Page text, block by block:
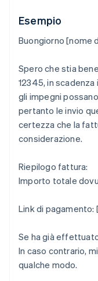
Esempio
Buongiorno [nome
Spero che stia
12345, in
gli impegni
pertanto le invio
certezza che la
considerazione.
Riepilogo fattura:
Importo totale
Link di pagamento:
Se ha già
In caso contrario,
qualche modo.